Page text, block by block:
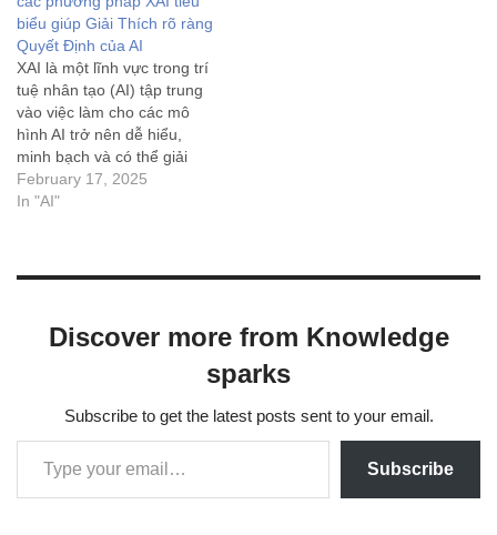
biểu giúp Giải Thích rõ ràng
Quyết Định của AI
XAI là một lĩnh vực trong trí
tuệ nhân tạo (AI) tập trung
vào việc làm cho các mô
hình AI trở nên dễ hiểu,
minh bạch và có thể giải
thích được đối với con
người.
February 17, 2025
In "AI"
Discover more from Knowledge
sparks
Subscribe to get the latest posts sent to your email.
Subscribe